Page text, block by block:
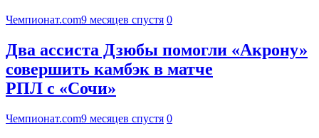
Чемпионат.com9 месяцев спустя 0
Два ассиста Дзюбы помогли «Акрону»
совершить камбэк в матче
РПЛ с «Сочи»
Чемпионат.com9 месяцев спустя 0